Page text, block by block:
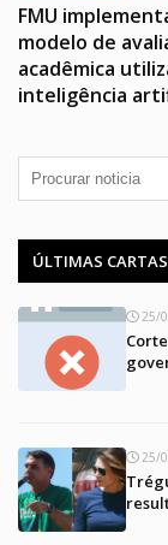
FMU
modelo de
acadêmica
inteligência
ÚLTIMAS CARTAS
25/
25/